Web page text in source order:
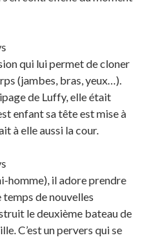
qui lui permet de cloner
(jambes, bras, yeux…).
de Luffy, elle était
enfant sa tête est mise à
à elle aussi la cour.
homme), il adore prendre
de nouvelles
le deuxième bateau de
C’est un pervers qui se